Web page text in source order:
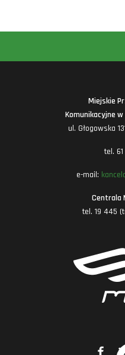
Miejskie
Komunikacyjne w
ul. Głogowska
tel.
e-mail:
Centrala
tel. 19 445